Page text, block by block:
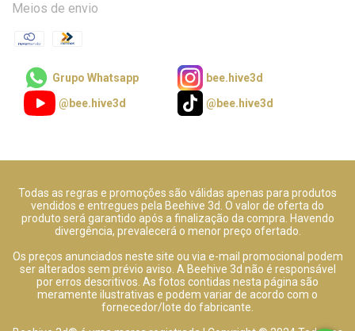
Meios de envio
Grupo Whatsapp
bee.hive3d
@bee.hive3d
@bee.hive3d
Todas as regras e promoções são válidas apenas para produtos
vendidos e entregues pela Beehive 3d. O valor de oferta do
produto será garantido após a finalização da compra. Havendo
divergência, prevalecerá o menor preço ofertado.
Os preços anunciados neste site ou via e-mail promocional podem
ser alterados sem prévio aviso. A Beehive 3d não é responsável
por erros descritivos. As fotos contidas nesta página são
meramente ilustrativas e podem variar de acordo com o
fornecedor/lote do fabricante.